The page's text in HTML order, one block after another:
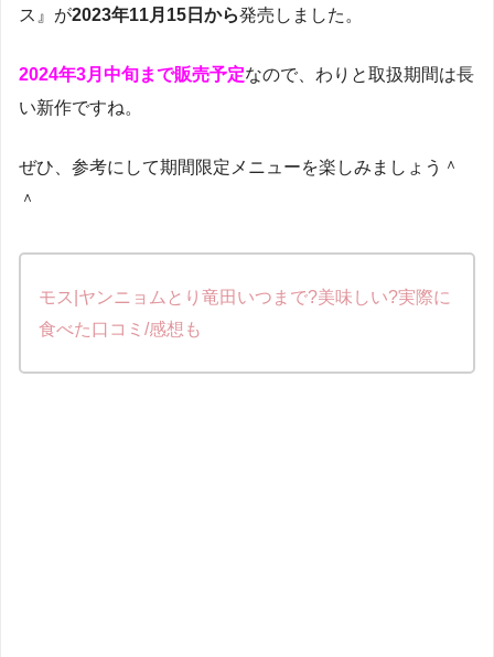
ス』が2023年11月15日から発売しました。
2024年3月中旬まで販売予定なので、わりと取扱期間は長
い新作ですね。
ぜひ、参考にして期間限定メニューを楽しみましょう＾
＾
モス|ヤンニョムとり竜田いつまで?美味しい?実際に
食べた口コミ/感想も